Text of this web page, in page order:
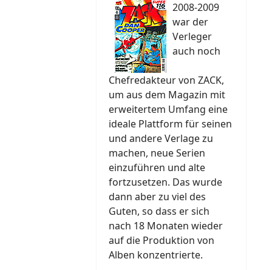
2008-2009
war der
Verleger
auch noch
Chefredakteur von ZACK,
um aus dem Magazin mit
erweitertem Umfang eine
ideale Plattform für seinen
und andere Verlage zu
machen, neue Serien
einzuführen und alte
fortzusetzen. Das wurde
dann aber zu viel des
Guten, so dass er sich
nach 18 Monaten wieder
auf die Produktion von
Alben konzentrierte.